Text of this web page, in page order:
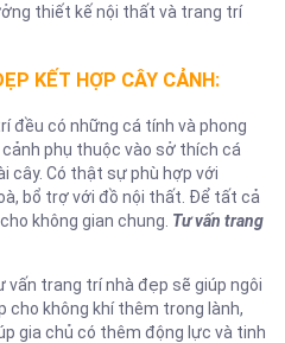
thiết kế nội thất và trang trí
KẾT HỢP CÂY CẢNH:
đều có những cá tính và phong
phụ thuộc vào sở thích cá
cây. Có thật sự phù hợp với
bổ trợ với đồ nội thất. Để tất cả
không gian chung. Tư vấn trang
trang trí nhà đẹp sẽ giúp ngôi
cho không khí thêm trong lành,
gia chủ có thêm động lực và tinh